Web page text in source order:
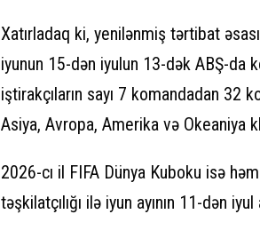
Xatırladaq ki, yenilənmiş tərtibat
iyunun 15-dən iyulun 13-dək ABŞ-da
iştirakçıların sayı 7 komandadan 32
Asiya, Avropa, Amerika və Okeaniya
2026-cı il FIFA Dünya Kuboku isə
təşkilatçılığı ilə iyun ayının 11-dən